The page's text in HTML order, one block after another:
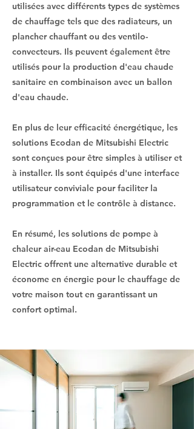
utilisées avec différents types de systèmes
de chauffage tels que des radiateurs, un
plancher chauffant ou des ventilo-
convecteurs. Ils peuvent également être
utilisés pour la production d'eau chaude
sanitaire en combinaison avec un ballon
d'eau chaude.
En plus de leur efficacité énergétique, les
solutions Ecodan de Mitsubishi Electric
sont conçues pour être simples à utiliser et
à installer. Ils sont équipés d'une interface
utilisateur conviviale pour faciliter la
programmation et le contrôle à distance.
En résumé, les solutions de pompe à
chaleur air-eau Ecodan de Mitsubishi
Electric offrent une alternative durable et
économe en énergie pour le chauffage de
votre maison tout en garantissant un
confort optimal.